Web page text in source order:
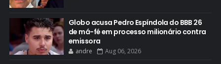
Globo acusa Pedro Espíndola do BBB 26
de má-fé em processo milionário contra
emissora
andre Aug 06, 2026